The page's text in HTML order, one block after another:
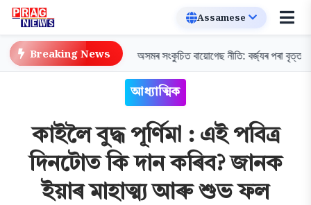
Breaking News
বিক্ৰীত নিষেধাজ্ঞা অসমৰ সংকুচিত বায়োগেছ নীতি: বৰ্জ্যৰ পৰা বৃত্তাকাৰ
আধ্যাত্মিক
কাইলৈ বুদ্ধ পূৰ্ণিমা : এই পবিত্ৰ
দিনটোত কি দান কৰিব? জানক
ইয়াৰ মাহাত্ম্য আৰু শুভ ফল